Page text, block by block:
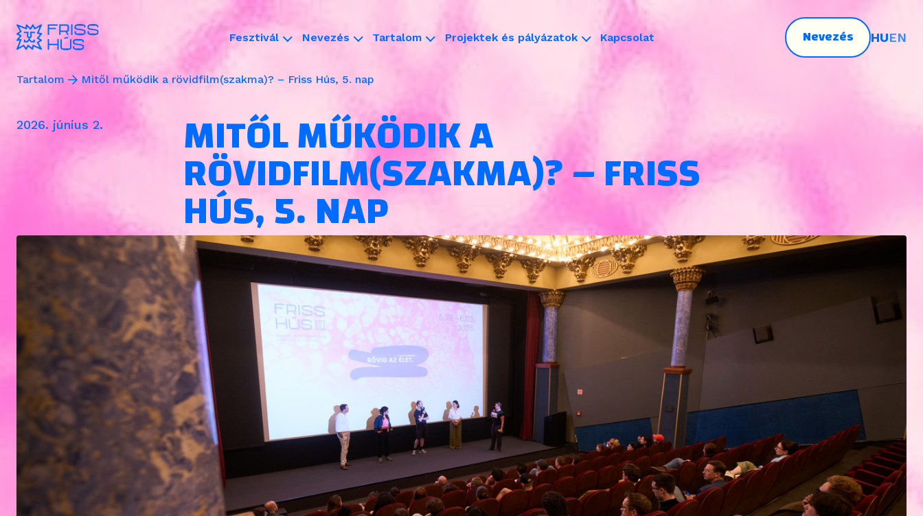
Fesztivál Nevezés Tartalom Projektek és pályázatok Kapcsolat Nevezés HUEN
Tartalom Mitől működik a rövidfilm(szakma)? – Friss Hús, 5. nap
2026. június 2. MITŐL MŰKÖDIK A
RÖVIDFILM(SZAKMA)? – FRISS
HÚS, 5. NAP